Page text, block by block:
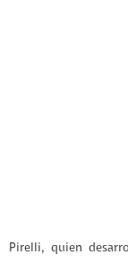
Pirelli, quien